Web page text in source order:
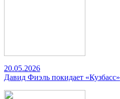
20.05.2026
Давид Фиэль покидает «Кузбасс»